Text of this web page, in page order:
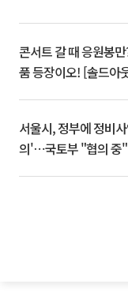
콘서트 갈 때 응원봉
품 등장이오! [솔드아
서울시, 정부에 정비
의'⋯국토부 "협의 중